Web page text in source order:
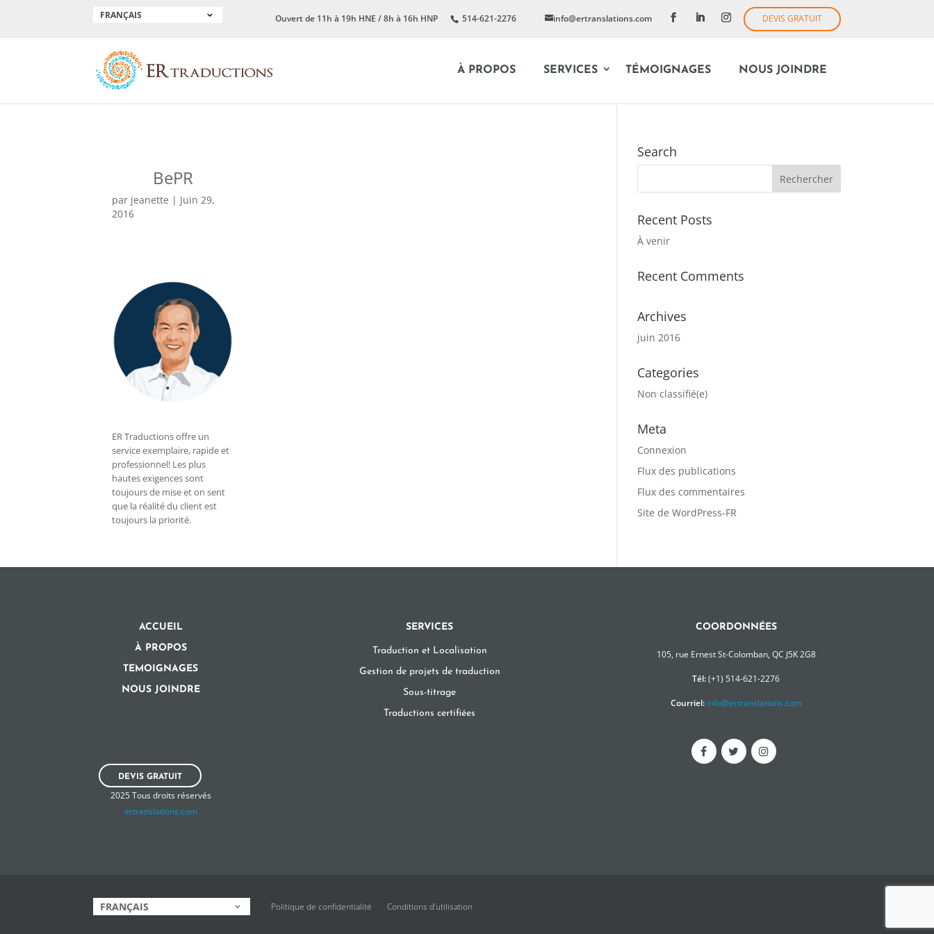
FRANÇAIS Ouvert de 11h à 19h HNE / 8h à 16h HNP 514-621-2276 info@ertranslations.com DEVIS GRATUIT
À PROPOS SERVICES TÉMOIGNAGES NOUS JOINDRE
BePR
par jeanette | Juin 29,
2016
ER Traductions offre un
service exemplaire, rapide et
professionnel! Les plus
hautes exigences sont
toujours de mise et on sent
que la réalité du client est
toujours la priorité.
Search
Recent Posts
À venir
Recent Comments
Archives
juin 2016
Categories
Non classifié(e)
Meta
Connexion
Flux des publications
Flux des commentaires
Site de WordPress-FR
ACCUEIL
À PROPOS
TEMOIGNAGES
NOUS JOINDRE
DEVIS GRATUIT
2025 Tous droits réservés
ertranslations.com
SERVICES
Traduction et Localisation
Gestion de projets de traduction
Sous-titrage
Traductions certifiées
COORDONNÉES
105, rue Ernest St-Colomban, QC J5K 2G8
Tél:(+1) 514-621-2276
Courriel: info@ertranslations.com
FRANÇAIS Politique de confidentialité Conditions d’utilisation